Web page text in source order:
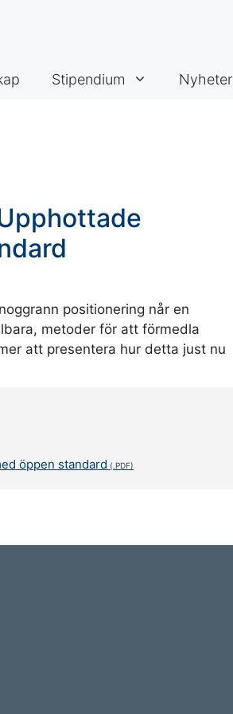
Stipendium Nyheter
positionering når en
metoder för att förmedla
att presentera hur detta just nu
öppen standard